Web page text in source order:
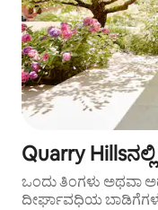
Quarry
ಒಂದು ತಿಂಗಳು ಅಥವಾ
ದೀರ್ಘಾವಧಿಯ